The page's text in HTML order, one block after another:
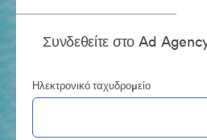
Συνδεθείτε στο Ad
Ηλεκτρονικό ταχυδρομείο